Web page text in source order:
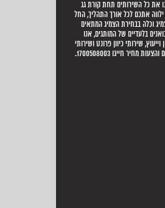
את כל השירותים תחת קורת גג
אתכם לכל אורך התהליך, החל
וכלה בבחירת הצמיג המתאים
בלעדיים של המותגים, אנו
שירותי כיוון פרונט ושירותי
מחיר חייגו 1700508003.